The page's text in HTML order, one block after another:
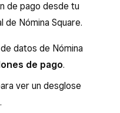
de pago desde tu
de Nómina Square.
datos de Nómina
de pago.
ver un desglose